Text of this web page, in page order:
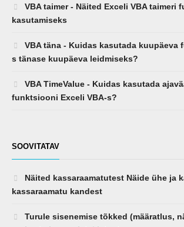
VBA taimer - Näited Exceli VBA taimeri
kasutamiseks
VBA täna - Kuidas kasutada kuupäeva
s tänase kuupäeva leidmiseks?
VBA TimeValue - Kuidas kasutada
funktsiooni Exceli VBA-s?
SOOVITATAV
Näited kassaraamatutest Näide ühe ja
kassaraamatu kandest
Turule sisenemise tõkked (määratlus,